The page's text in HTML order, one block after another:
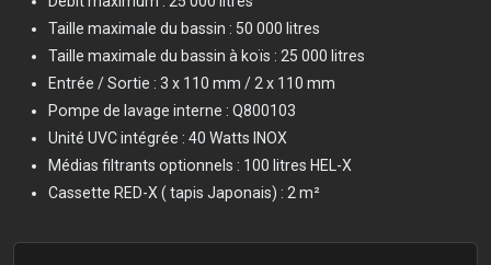
Taille maximale du bassin : 50 000 litres
Taille maximale du bassin à koïs : 25 000 litres
Entrée / Sortie : 3 x 110 mm / 2 x 110 mm
Pompe de lavage interne : Q800103
Unité UVC intégrée : 40 Watts INOX
Médias filtrants optionnels : 100 litres HEL-X
Cassette RED-X ( tapis Japonais) : 2 m²